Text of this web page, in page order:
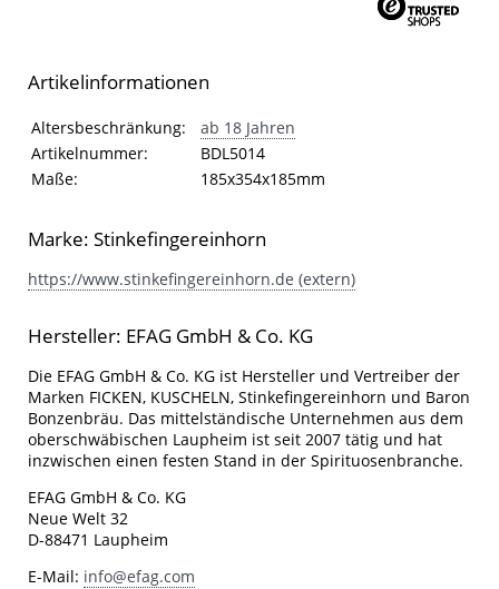
Artikelinformationen
Artikelinformationen
Eigenschaft Wert
Altersbeschränkung:
ab 18 Jahren
Artikelnummer:
BDL5014
Maße:
185x354x185mm
Marke: Stinkefingereinhorn
https://www.stinkefingereinhorn.de (extern)
Hersteller: EFAG GmbH & Co. KG
Die EFAG GmbH & Co. KG ist Hersteller und Vertreiber der
Marken FICKEN, KUSCHELN, Stinkefingereinhorn und Baron
Bonzenbräu. Das mittelständische Unternehmen aus dem
oberschwäbischen Laupheim ist seit 2007 tätig und hat
inzwischen einen festen Stand in der Spirituosenbranche.
EFAG GmbH & Co. KG
Neue Welt 32
D-88471 Laupheim
E-Mail: info@efag.com